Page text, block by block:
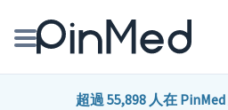
線上預約醫師、院所
超過 55,898 人在